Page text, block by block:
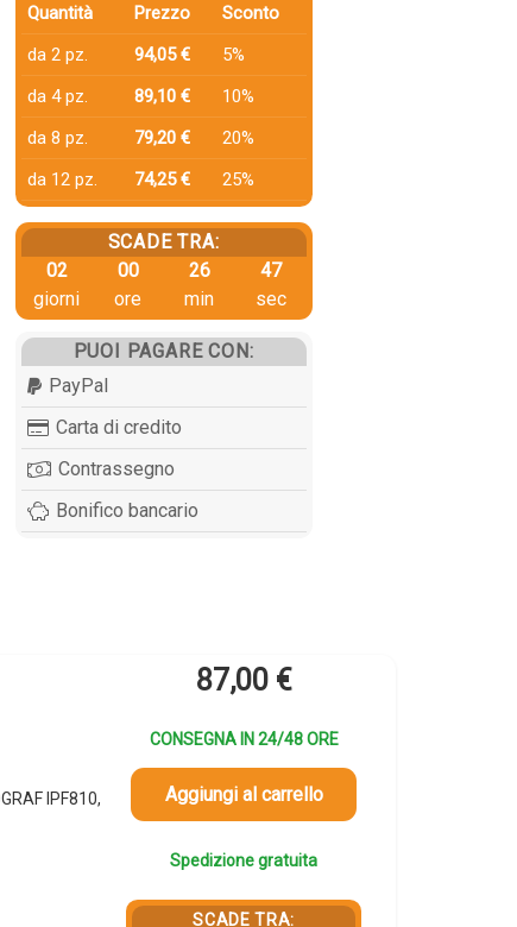
Quantità
Prezzo
Sconto
da 2 pz.
94,05 €
5%
da 4 pz.
89,10 €
10%
da 8 pz.
79,20 €
20%
da 12 pz.
74,25 € 25%
SCADE TRA:
02
giorni
00
ore
26
min
46
sec
PUOI PAGARE CON:
PayPal
Carta di credito
Contrassegno
Bonifico bancario
IPF810,
87,00 €
CONSEGNA IN 24/48 ORE
Aggiungi al carrello
Spedizione gratuita
SCADE TRA: